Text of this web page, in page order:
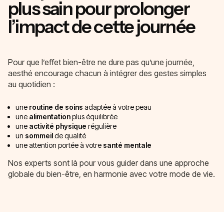
plus sain pour prolonger
l’impact de cette journée
Pour que l’effet bien-être ne dure pas qu’une journée,
aesthé encourage chacun à intégrer des gestes simples
au quotidien :
une routine de soins adaptée à votre peau
une alimentationplus équilibrée
une activité physique régulière
un sommeilde qualité
une attention portée à votre santé mentale
Nos experts sont là pour vous guider dans une approche
globale du bien-être, en harmonie avec votre mode de vie.